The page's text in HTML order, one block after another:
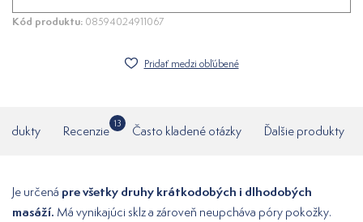
Kód produktu: 08594024911067
Pridať medzi obľúbené
Recenzie
13
Často kladené otázky Ďalšie produkty
Je určená pre všetky druhy krátkodobých i dlhodobých
masáží. Má vynikajúci sklz a zároveň neupcháva póry pokožky.